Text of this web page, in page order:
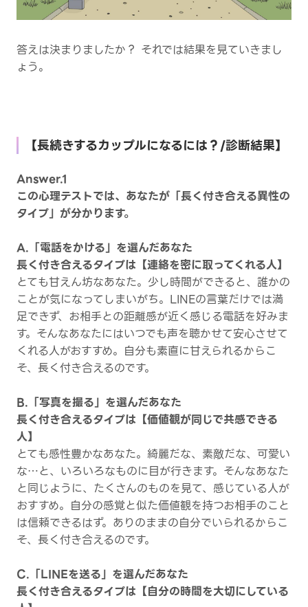
答えは決まりましたか？ それでは結果を見ていきまし
ょう。
【長続きするカップルになるには？/診断結果】
Answer.1
この心理テストでは、あなたが「長く付き合える異性の
タイプ」が分かります。
A.「電話をかける」を選んだあなた
長く付き合えるタイプは【連絡を密に取ってくれる人】
とても甘えん坊なあなた。少し時間ができると、誰かの
ことが気になってしまいがち。LINEの言葉だけでは満
足できず、お相手との距離感が近く感じる電話を好みま
す。そんなあなたにはいつでも声を聴かせて安心させて
くれる人がおすすめ。自分も素直に甘えられるからこ
そ、長く付き合えるのです。
B.「写真を撮る」を選んだあなた
長く付き合えるタイプは【価値観が同じで共感できる
人】
とても感性豊かなあなた。綺麗だな、素敵だな、可愛い
な…と、いろいろなものに目が行きます。そんなあなた
と同じように、たくさんのものを見て、感じている人が
おすすめ。自分の感覚と似た価値観を持つお相手のこと
は信頼できるはず。ありのままの自分でいられるからこ
そ、長く付き合えるのです。
C.「LINEを送る」を選んだあなた
長く付き合えるタイプは【自分の時間を大切にしている